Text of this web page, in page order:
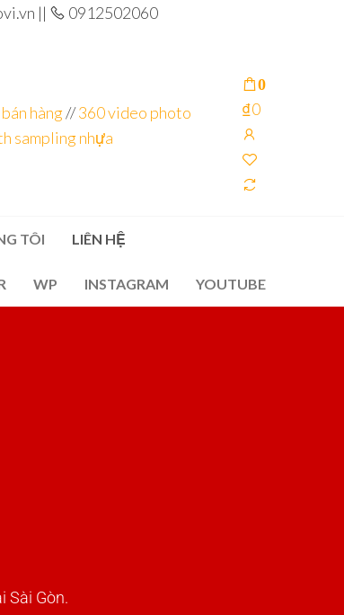
|| 0912502060
hàng//360 video photo
sampling nhựa
0
₫0
TÔI LIÊN HỆ
WP INSTAGRAM YOUTUBE
Sài Gòn.